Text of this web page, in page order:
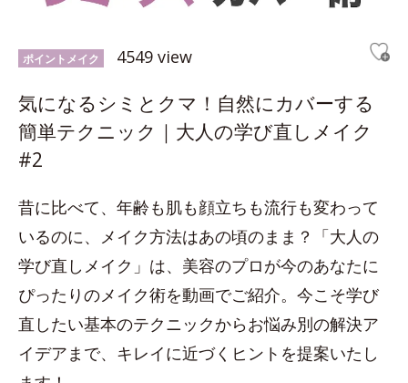
ポイントメイク 4549 view
気になるシミとクマ！自然にカバーする
簡単テクニック｜大人の学び直しメイク
#2
昔に比べて、年齢も肌も顔立ちも流行も変わって
いるのに、メイク方法はあの頃のまま？「大人の
学び直しメイク」は、美容のプロが今のあなたに
ぴったりのメイク術を動画でご紹介。今こそ学び
直したい基本のテクニックからお悩み別の解決ア
イデアまで、キレイに近づくヒントを提案いたし